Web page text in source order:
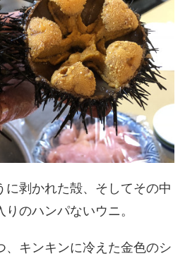
に剥かれた殻、そしてその中
のハンパないウニ。
、キンキンに冷えた金色のシ